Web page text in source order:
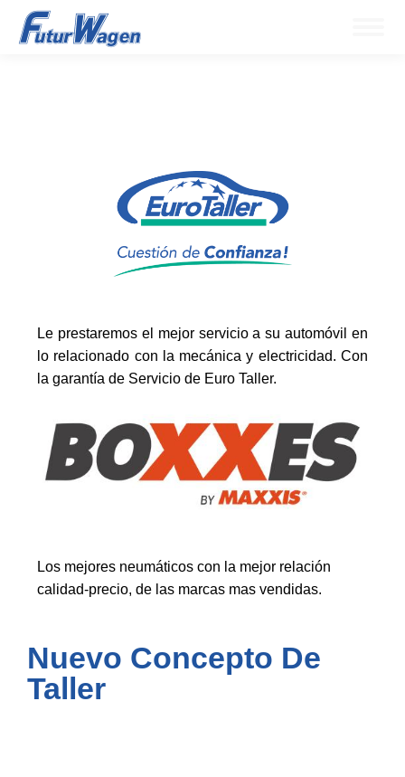
Le prestaremos el mejor servicio a su automóvil en
lo relacionado con la mecánica y electricidad. Con
la garantía de Servicio de Euro Taller.
Los mejores neumáticos con la mejor relación
calidad-precio, de las marcas mas vendidas.
Nuevo Concepto De
Taller